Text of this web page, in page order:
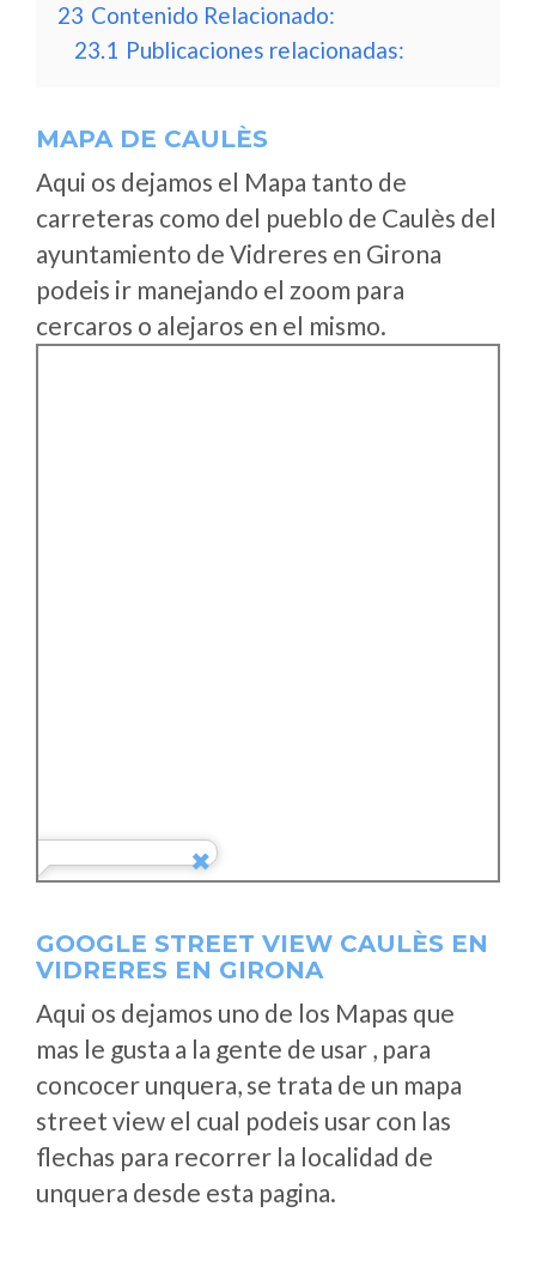
23 Contenido Relacionado:
23.1 Publicaciones relacionadas:
MAPA DE CAULÈS
Aqui os dejamos el Mapa tanto de
carreteras como del pueblo de Caulès del
ayuntamiento de Vidreres en Girona
podeis ir manejando el zoom para
cercaros o alejaros en el mismo.
GOOGLE STREET VIEW CAULÈS EN
VIDRERES EN GIRONA
Aqui os dejamos uno de los Mapas que
mas le gusta a la gente de usar , para
concocer unquera, se trata de un mapa
street view el cual podeis usar con las
flechas para recorrer la localidad de
unquera desde esta pagina.